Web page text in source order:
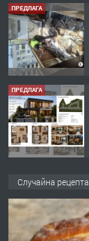
ПРЕДЛАГА
ПРЕДЛАГА
Случайна рецепта